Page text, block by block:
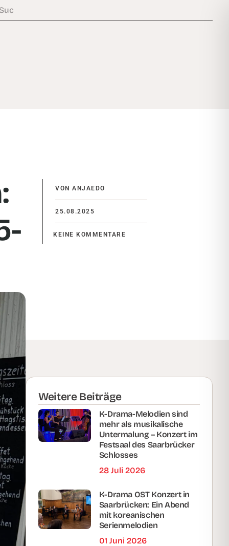
VON ANJAEDO
25.08.2025
KEINE KOMMENTARE
Weitere Beiträge
K-Drama-Melodien sind
mehr als musikalische
Untermalung – Konzert im
Festsaal des Saarbrücker
Schlosses
28 Juli 2026
K-Drama OST Konzert in
Saarbrücken: Ein Abend
mit koreanischen
Serienmelodien
01 Juni 2026